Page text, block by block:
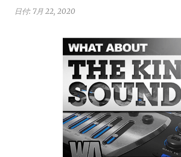
日付: 7月 22, 2020